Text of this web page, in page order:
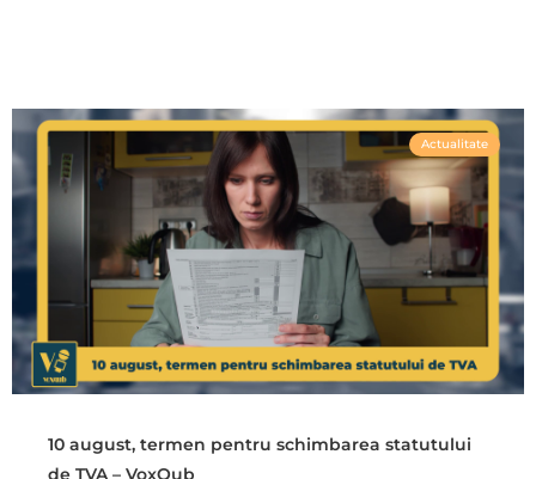
Actualitate
10 august, termen pentru schimbarea statutului
de TVA – VoxQub